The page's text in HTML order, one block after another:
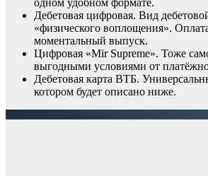
одном удобном формате.
Дебетовая цифровая. Вид
«физического воплощения».
моментальный выпуск.
Цифровая «Mir Supreme». Тоже
выгодными условиями от
Дебетовая карта ВТБ.
котором будет описано ниже.